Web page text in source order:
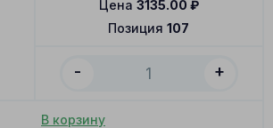
Позиция 107
Цена 3135.00 ₽
- +
В корзину